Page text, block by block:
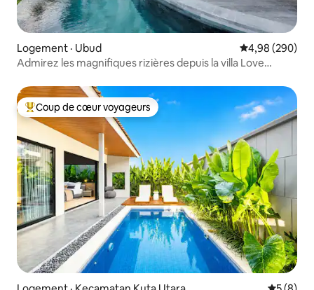
Logement · Ubud Note
4,98 (290)
Admirez les magnifiques rizières depuis la villa Love
Coup de cœur voyageurs parmi les plus aimés
Coup de cœur voyageurs